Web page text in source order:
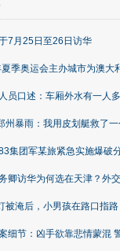
7月25日至26日访华
季奥运会主办城市为澳大
员口述：车厢外水有一人
州暴雨：我用皮划艇救了一
集团军某旅紧急实施爆破
卿访华为何选在天津？外
被淹后，小男孩在路口指
细节：凶手欲靠悲情蒙混